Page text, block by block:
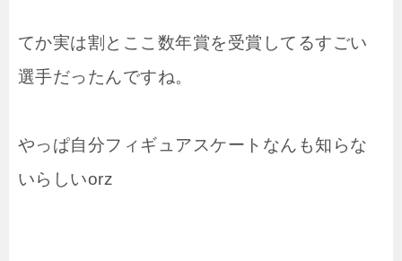
てか実は割とここ数年賞を受賞してるすごい
選手だったんですね。
やっぱ自分フィギュアスケートなんも知らな
いらしいorz